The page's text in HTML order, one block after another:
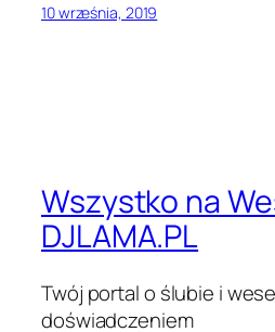
10 września, 2019
Wszystko na
DJLAMA.PL
Twój portal o ślubie i
doświadczeniem